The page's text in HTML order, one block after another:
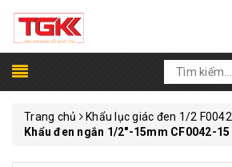
Trang chủ
Khẩu lục giác đen 1/2 F0042
Khẩu đen ngắn 1/2"-15mm CF0042-15